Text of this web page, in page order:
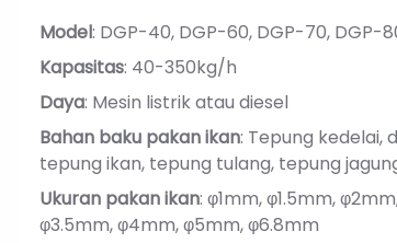
Model: DGP-40, DGP-60, DGP-70, DGP-
Kapasitas: 40-350kg/h
Daya: Mesin listrik atau diesel
Bahan baku pakan ikan: Tepung kedelai,
tepung ikan, tepung tulang, tepung
Ukuran pakan ikan: φ1mm, φ1.5mm,
φ3.5mm, φ4mm, φ5mm, φ6.8mm